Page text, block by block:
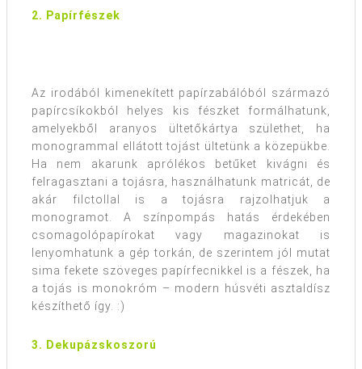
2. Papírfészek
Az irodából kimenekített papírzabálóból származó
papírcsíkokból helyes kis fészket formálhatunk,
amelyekből aranyos ültetőkártya születhet, ha
monogrammal ellátott tojást ültetünk a közepükbe.
Ha nem akarunk aprólékos betűket kivágni és
felragasztani a tojásra, használhatunk matricát, de
akár filctollal is a tojásra rajzolhatjuk a
monogramot. A színpompás hatás érdekében
csomagolópapírokat vagy magazinokat is
lenyomhatunk a gép torkán, de szerintem jól mutat
sima fekete szöveges papírfecnikkel is a fészek, ha
a tojás is monokróm – modern húsvéti asztaldísz
készíthető így. :)
3. Dekupázskoszorú